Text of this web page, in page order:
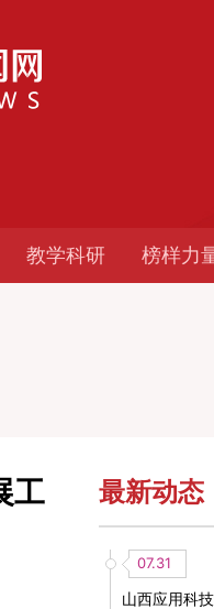
教学科研 榜样力
最新动态
07.31
山西应用科
工